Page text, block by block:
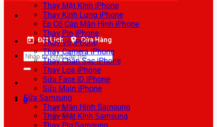
Đặt Lịch Cửa Hàng
Tìm
kiếm:
0
Thay Mặt Kính iPhone
Thay Kính Lưng iPhone
Ép Cổ Cáp Màn Hình iPhone
Thay Pin iPhone
Thay Vỏ iPhone
Thay Camera iPhone
Thay Chân Sạc iPhone
Thay Loa iPhone
Sửa Face ID iPhone
Sửa Main iPhone
Sửa Samsung
Thay Màn Hình Samsung
Thay Mặt Kính Samsung